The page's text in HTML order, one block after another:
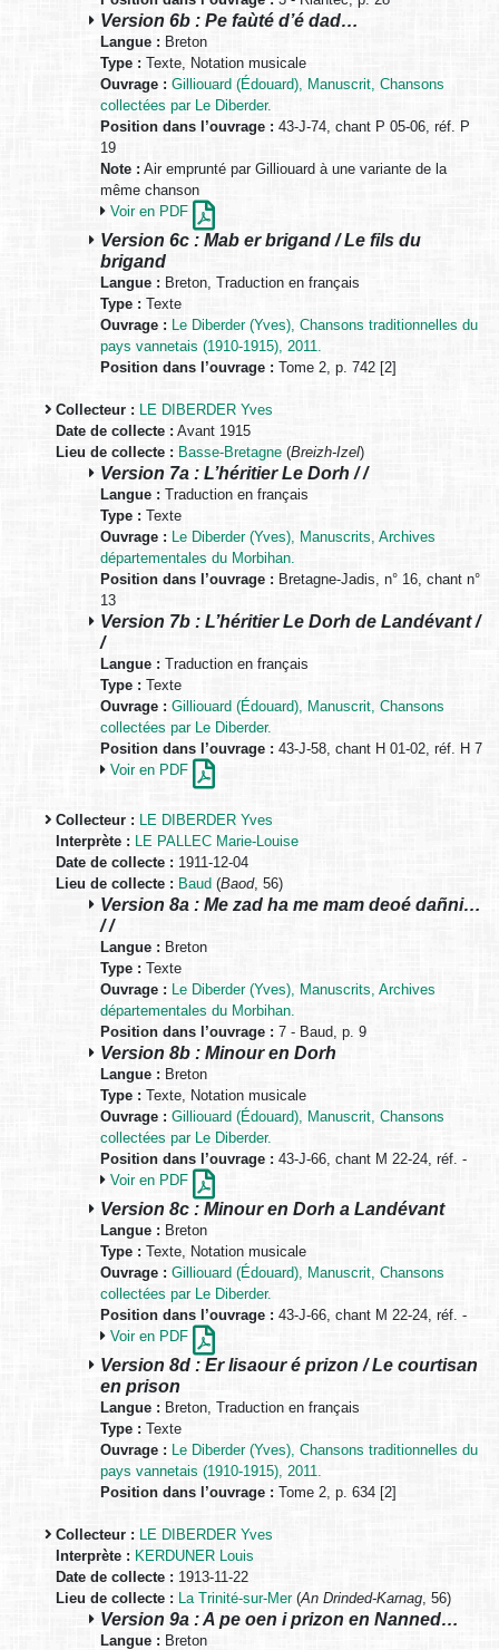
Version 6b : Pe faùté d’é dad…
Langue : Breton
Type : Texte, Notation musicale
Ouvrage : Gilliouard (Édouard), Manuscrit, Chansons
collectées par Le Diberder.
Position dans l’ouvrage : 43-J-74, chant P 05-06, réf. P
19
Note : Air emprunté par Gilliouard à une variante de la
même chanson
Voir en PDF
Version 6c : Mab er brigand / Le fils du
brigand
Langue : Breton, Traduction en français
Type : Texte
Ouvrage : Le Diberder (Yves), Chansons traditionnelles du
pays vannetais (1910-1915), 2011.
Position dans l’ouvrage : Tome 2, p. 742 [2]
Collecteur : LE DIBERDER Yves
Date de collecte : Avant 1915
Lieu de collecte : Basse-Bretagne (Breizh-Izel)
Version 7a : L’héritier Le Dorh / /
Langue : Traduction en français
Type : Texte
Ouvrage : Le Diberder (Yves), Manuscrits, Archives
départementales du Morbihan.
Position dans l’ouvrage : Bretagne-Jadis, n° 16, chant n°
13
Version 7b : L’héritier Le Dorh de Landévant /
/
Langue : Traduction en français
Type : Texte
Ouvrage : Gilliouard (Édouard), Manuscrit, Chansons
collectées par Le Diberder.
Position dans l’ouvrage : 43-J-58, chant H 01-02, réf. H 7
Voir en PDF
Collecteur : LE DIBERDER Yves
Interprète : LE PALLEC Marie-Louise
Date de collecte : 1911-12-04
Lieu de collecte : Baud (Baod, 56)
Version 8a : Me zad ha me mam deoé dañni…
/ /
Langue : Breton
Type : Texte
Ouvrage : Le Diberder (Yves), Manuscrits, Archives
départementales du Morbihan.
Position dans l’ouvrage : 7 - Baud, p. 9
Version 8b : Minour en Dorh
Langue : Breton
Type : Texte, Notation musicale
Ouvrage : Gilliouard (Édouard), Manuscrit, Chansons
collectées par Le Diberder.
Position dans l’ouvrage : 43-J-66, chant M 22-24, réf. -
Voir en PDF
Version 8c : Minour en Dorh a Landévant
Langue : Breton
Type : Texte, Notation musicale
Ouvrage : Gilliouard (Édouard), Manuscrit, Chansons
collectées par Le Diberder.
Position dans l’ouvrage : 43-J-66, chant M 22-24, réf. -
Voir en PDF
Version 8d : Er lisaour é prizon / Le courtisan
en prison
Langue : Breton, Traduction en français
Type : Texte
Ouvrage : Le Diberder (Yves), Chansons traditionnelles du
pays vannetais (1910-1915), 2011.
Position dans l’ouvrage : Tome 2, p. 634 [2]
Collecteur : LE DIBERDER Yves
Interprète : KERDUNER Louis
Date de collecte : 1913-11-22
Lieu de collecte : La Trinité-sur-Mer(An Drinded-Karnag , 56)
Version 9a : A pe oen i prizon en Nanned…
Langue : Breton